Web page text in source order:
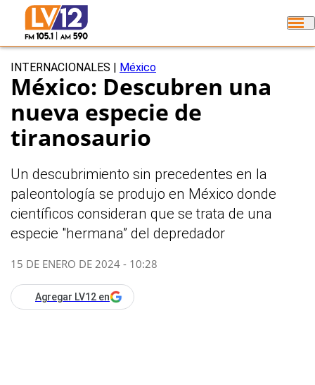
INTERNACIONALES México
México: Descubren una
nueva especie de
tiranosaurio
Un descubrimiento sin precedentes en la
paleontología se produjo en México donde
científicos consideran que se trata de una
especie "hermana” del depredador
15 DE ENERO DE 2024 - 10:28
Agregar LV12 en